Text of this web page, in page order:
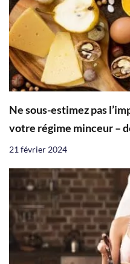
Ne sous-estimez pas
votre régime minceur –
21 février 2024